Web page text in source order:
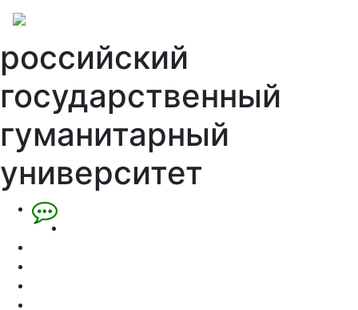
российский
государственный
гуманитарный
университет